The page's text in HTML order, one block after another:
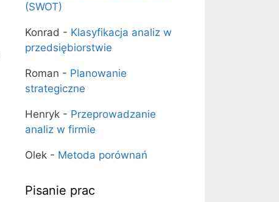
(SWOT)
Konrad - Klasyfikacja analiz w
przedsiębiorstwie
Roman - Planowanie
strategiczne
Henryk - Przeprowadzanie
analiz w firmie
Olek - Metoda porównań
Pisanie prac